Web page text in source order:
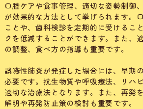
口腔ケアや食事管理、適切な姿勢制御
が効果的な方法として挙げられます。
ことや、歯科検診を定期的に受けるこ
クを低減することができます。また、
の調整、食べ方の指導も重要です。
誤嚥性肺炎が発症した場合には、早期
必要です。抗生物質や呼吸療法、リハ
適切な治療法となります。また、再発
解明や再発防止策の検討も重要です。